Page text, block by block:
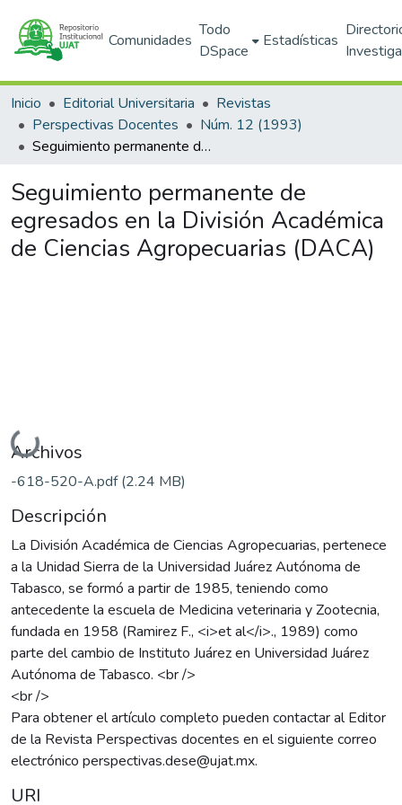
Comunidades
Todo
DSpace
Estadísticas
Inicio Editorial Universitaria
Revistas
Perspectivas Docentes
Núm. 12 (1993)
Seguimiento permanente de egresados en la División Académica de Ciencias Agropecuarias (DACA)
Seguimiento permanente de
egresados en la División Académica
de Ciencias Agropecuarias (DACA)
Cargando...
Archivos
-618-520-A.pdf(2.24 MB)
Descripción
La División Académica de Ciencias Agropecuarias, pertenece
a la Unidad Sierra de la Universidad Juárez Autónoma de
Tabasco, se formó a partir de 1985, teniendo como
antecedente la escuela de Medicina veterinaria y Zootecnia,
fundada en 1958 (Ramirez F., <i>et al</i>., 1989) como
parte del cambio de Instituto Juárez en Universidad Juárez
Autónoma de Tabasco. <br />
<br />
Para obtener el artículo completo pueden contactar al Editor
de la Revista Perspectivas docentes en el siguiente correo
electrónico perspectivas.dese@ujat.mx.
URI